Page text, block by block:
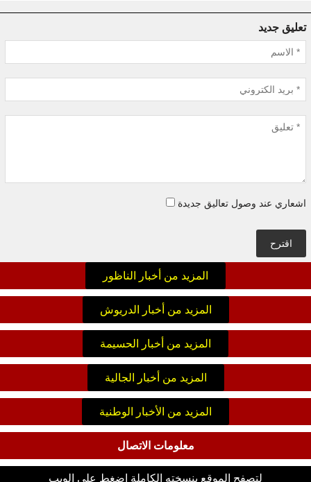
تعليق جديد
اشعاري عند وصول تعاليق جديدة
اقترح
المزيد من أخبار الناظور
المزيد من أخبار الدريوش
المزيد من أخبار الحسيمة
المزيد من أخبار الجالية
المزيد من الأخبار الوطنية
معلومات الاتصال
لتصفح الموقع بنسخته الكاملة اضغط على الويب